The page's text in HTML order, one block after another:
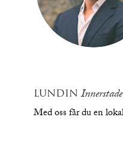
LUNDIN
Med oss får du en